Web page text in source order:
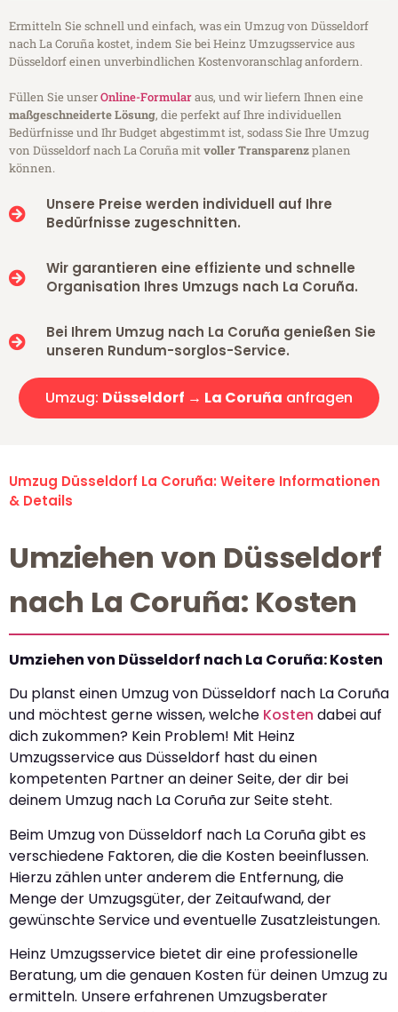
Ermitteln Sie schnell und einfach, was ein Umzug von Düsseldorf
nach La Coruña kostet, indem Sie bei Heinz Umzugsservice aus
Düsseldorf einen unverbindlichen Kostenvoranschlag anfordern.
Füllen Sie unserOnline-Formularaus, und wir liefern Ihnen eine
maßgeschneiderte Lösung, die perfekt auf Ihre individuellen
Bedürfnisse und Ihr Budget abgestimmt ist, sodass Sie Ihre Umzug
von Düsseldorf nach La Coruña mitvoller Transparenzplanen
können.
Unsere Preise werden individuell auf Ihre
Bedürfnisse zugeschnitten.
Wir garantieren eine effiziente und schnelle
Organisation Ihres Umzugs nach La Coruña.
Bei Ihrem Umzug nach La Coruña genießen Sie
unseren Rundum-sorglos-Service.
Umzug: Düsseldorf → La Coruña anfragen
Umzug Düsseldorf La Coruña: Weitere Informationen
& Details
Umziehen von Düsseldorf
nach La Coruña: Kosten
Umziehen von Düsseldorf nach La Coruña: Kosten
Du planst einen Umzug von Düsseldorf nach La Coruña
und möchtest gerne wissen, welche Kosten dabei auf
dich zukommen? Kein Problem! Mit Heinz
Umzugsservice aus Düsseldorf hast du einen
kompetenten Partner an deiner Seite, der dir bei
deinem Umzug nach La Coruña zur Seite steht.
Beim Umzug von Düsseldorf nach La Coruña gibt es
verschiedene Faktoren, die die Kosten beeinflussen.
Hierzu zählen unter anderem die Entfernung, die
Menge der Umzugsgüter, der Zeitaufwand, der
gewünschte Service und eventuelle Zusatzleistungen.
Heinz Umzugsservice bietet dir eine professionelle
Beratung, um die genauen Kosten für deinen Umzug zu
ermitteln. Unsere erfahrenen Umzugsberater